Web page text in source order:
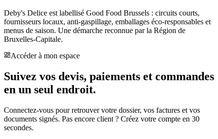
Deby's Delice est labellisé Good Food Brussels : circuits courts,
fournisseurs locaux, anti-gaspillage, emballages éco-responsables et
menus de saison. Une démarche reconnue par la Région de
Bruxelles-Capitale.
Accéder à mon espace
Suivez vos devis, paiements et commandes
en un seul endroit.
Connectez-vous pour retrouver votre dossier, vos factures et vos
documents signés. Pas encore client ? Créez votre compte en 30
secondes.